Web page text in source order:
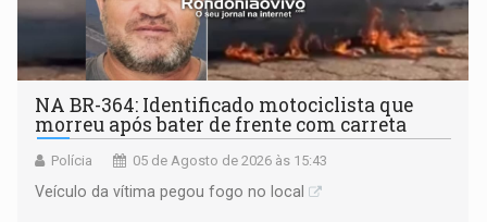
NA BR-364: Identificado motociclista que
morreu após bater de frente com carreta
Polícia 05 de Agosto de 2026 às 15:43
Veículo da vítima pegou fogo no local